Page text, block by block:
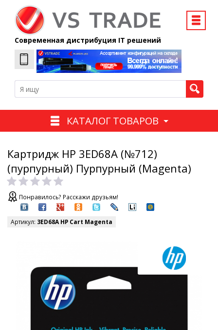
Современная дистрибуция IT решений
КАТАЛОГ ТОВАРОВ
Картридж HP 3ED68A (№712)
(пурпурный) Пурпурный (Magenta)
Понравилось? Расскажи друзьям!
Артикул: 3ED68A HP Cart Magenta